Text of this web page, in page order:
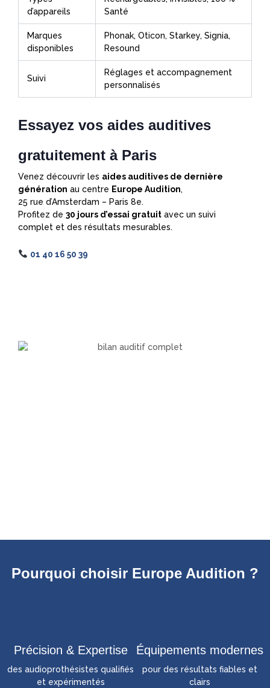
d’appareils
Santé
Marques
disponibles
Phonak, Oticon, Starkey, Signia,
Resound
Suivi
Réglages et accompagnement
personnalisés
Essayez vos aides auditives
gratuitement à Paris
Venez découvrir les aides auditives de dernière
génération au centre Europe Audition,
25 rue d’Amsterdam – Paris 8e.
Profitez de 30 jours d’essai gratuit avec un suivi
complet et des résultats mesurables.
01 40 16 50 39
Pourquoi choisir Europe Audition ?
Précision & Expertise
des audioprothésistes qualifiés
et expérimentés
Équipements modernes
pour des résultats fiables et
clairs